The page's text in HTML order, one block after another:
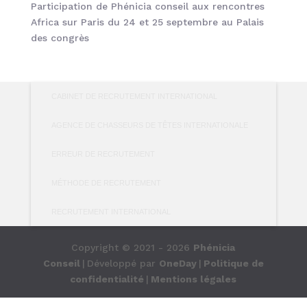
Participation de Phénicia conseil aux rencontres
Africa sur Paris du 24 et 25 septembre au Palais
des congrès
Copyright © 2021 - 2026 Phénicia
Conseil | Développé par OneDay | Politique de
confidentialité | Mentions légales